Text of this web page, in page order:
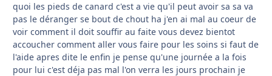
quoi les pieds de canard c'est a vie qu'il peut avoir sa sa va
pas le déranger se bout de chout ha j'en ai mal au coeur de
voir comment il doit souffir au faite vous devez bientot
accoucher comment aller vous faire pour les soins si faut de
l'aide apres dite le enfin je pense qu'une journée a la fois
pour lui c'est déja pas mal l'on verra les jours prochain je